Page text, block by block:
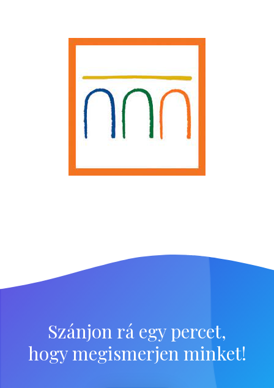
Szánjon rá egy percet,
hogy megismerjen minket!